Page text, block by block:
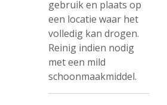
gebruik en plaats op
een locatie waar het
volledig kan drogen.
Reinig indien nodig
met een mild
schoonmaakmiddel.